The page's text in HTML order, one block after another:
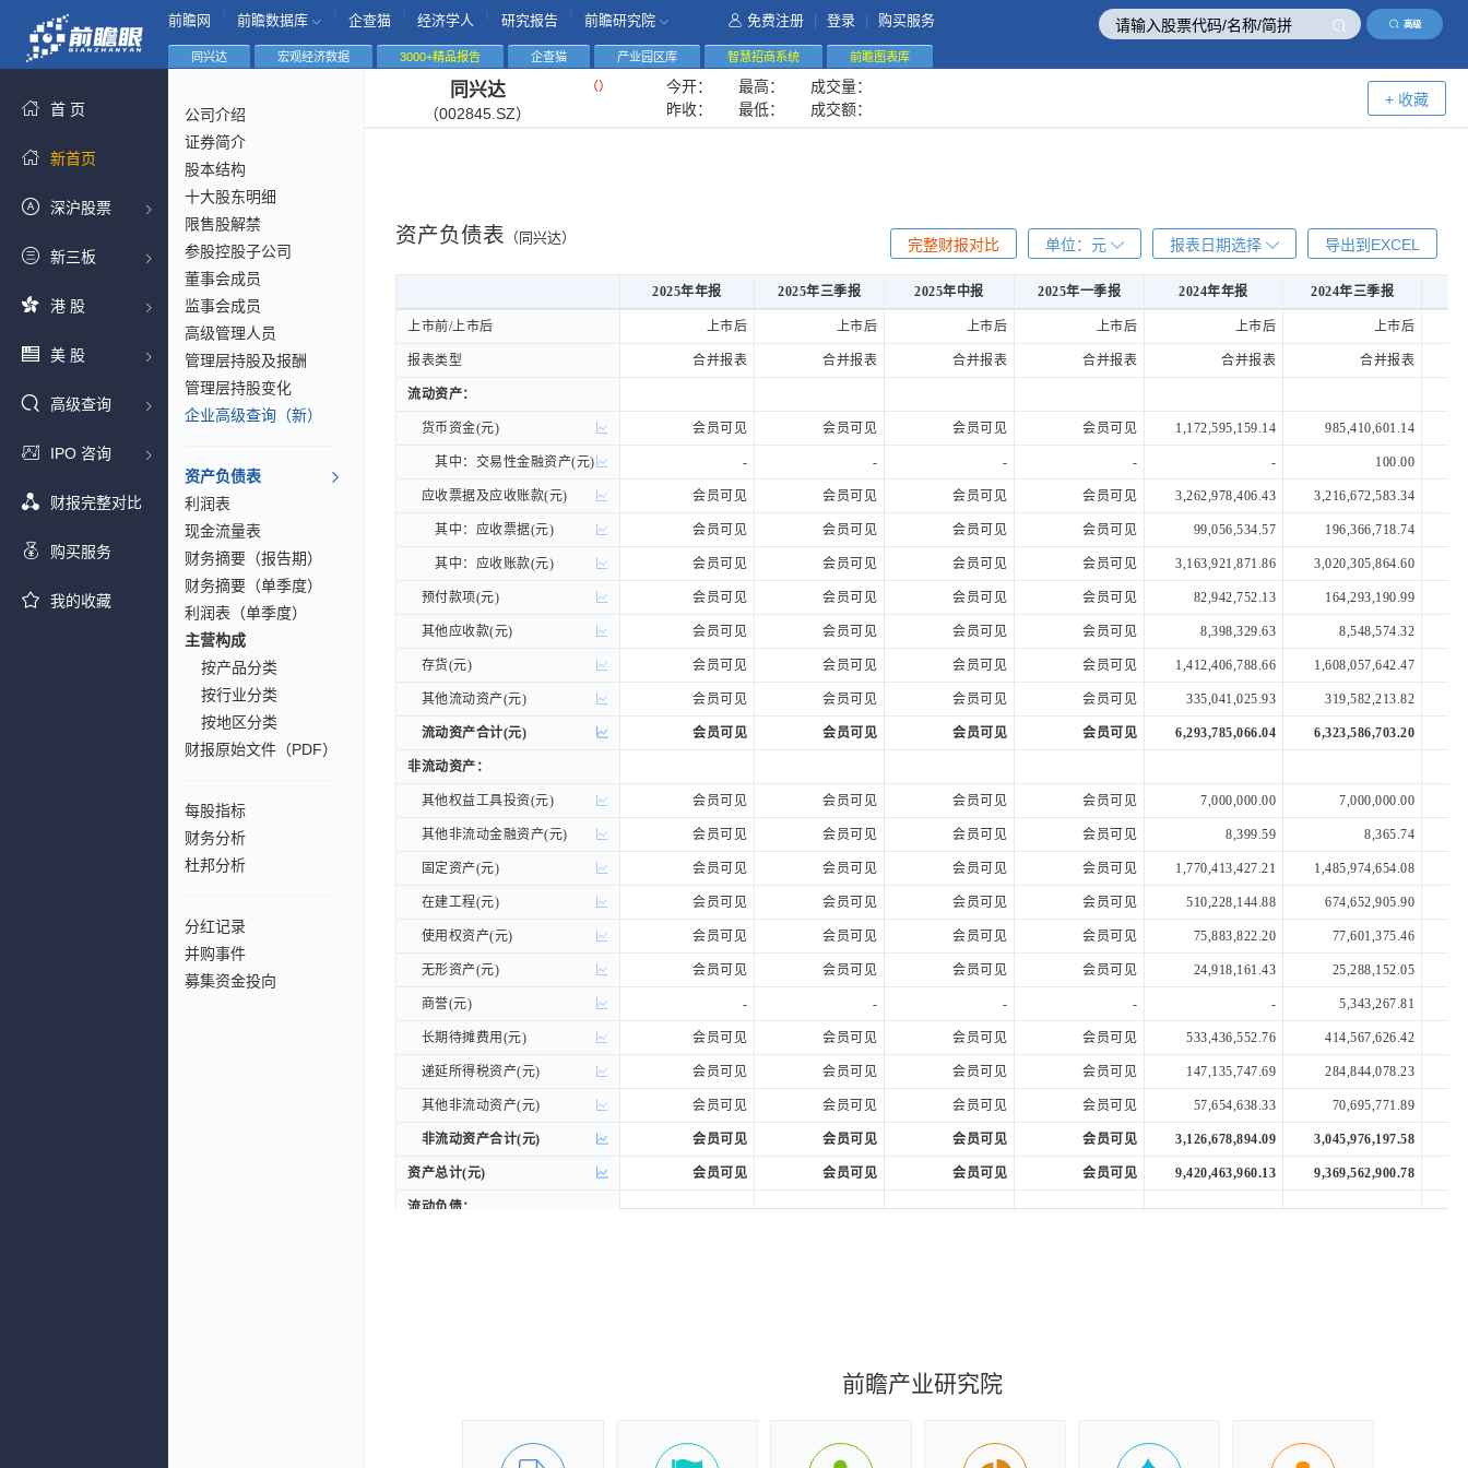
高级
前瞻网 前瞻数据库 企查猫 经济学人 研究报告 前瞻研究院 免费注册 登录 购买服务
首 页
新首页
深沪股票
新三板
港 股
美 股
高级查询
IPO 咨询
财报完整对比
购买服务
我的收藏
同兴达 宏观经济数据 3000+精品报告 企查猫 产业园区库 智慧招商系统 前瞻图表库
公司介绍
证券简介
股本结构
十大股东明细
限售股解禁
参股控股子公司
董事会成员
监事会成员
高级管理人员
管理层持股及报酬
管理层持股变化
企业高级查询（新）
资产负债表
利润表
现金流量表
财务摘要（报告期）
财务摘要（单季度）
利润表（单季度）
主营构成
按产品分类
按行业分类
按地区分类
财报原始文件（PDF）
每股指标
财务分析
杜邦分析
分红记录
并购事件
募集资金投向
同兴达
（002845.SZ）
（） 今开： 最高：
成交量：
昨收：
最低： 成交额：
+ 收藏
资产负债表 （同兴达） 导出到EXCEL
报表日期选择
单位： 元
完整财报对比
2025年年报 2025年三季报 2025年中报 2025年一季报 2024年年报 2024年三季报
2025年年报
2025年三季报 2025年中报 2025年一季报 2024年年报 2024年三季报
上市前/上市后 上市后 上市后 上市后 上市后 上市后 上市后
报表类型 合并报表 合并报表 合并报表 合并报表 合并报表 合并报表
流动资产：
货币资金(元) 会员可见 会员可见 会员可见 会员可见 1,172,595,159.14 985,410,601.14
其中：交易性金融资产(元) - - - - - 100.00
应收票据及应收账款(元) 会员可见 会员可见 会员可见 会员可见 3,262,978,406.43 3,216,672,583.34
其中：应收票据(元) 会员可见 会员可见 会员可见 会员可见 99,056,534.57 196,366,718.74
其中：应收账款(元) 会员可见 会员可见 会员可见 会员可见 3,163,921,871.86 3,020,305,864.60
预付款项(元) 会员可见 会员可见 会员可见 会员可见 82,942,752.13 164,293,190.99
其他应收款(元) 会员可见 会员可见 会员可见 会员可见 8,398,329.63 8,548,574.32
存货(元) 会员可见 会员可见 会员可见 会员可见 1,412,406,788.66 1,608,057,642.47
其他流动资产(元) 会员可见 会员可见 会员可见 会员可见 335,041,025.93 319,582,213.82
流动资产合计(元) 会员可见 会员可见 会员可见 会员可见 6,293,785,066.04 6,323,586,703.20
非流动资产：
其他权益工具投资(元) 会员可见 会员可见 会员可见 会员可见 7,000,000.00 7,000,000.00
其他非流动金融资产(元) 会员可见 会员可见 会员可见 会员可见 8,399.59 8,365.74
固定资产(元) 会员可见 会员可见 会员可见 会员可见 1,770,413,427.21 1,485,974,654.08
在建工程(元) 会员可见 会员可见 会员可见 会员可见 510,228,144.88 674,652,905.90
使用权资产(元) 会员可见 会员可见 会员可见 会员可见 75,883,822.20 77,601,375.46
无形资产(元) 会员可见 会员可见 会员可见 会员可见 24,918,161.43 25,288,152.05
商誉(元) - - - - - 5,343,267.81
长期待摊费用(元) 会员可见 会员可见 会员可见 会员可见 533,436,552.76 414,567,626.42
递延所得税资产(元) 会员可见 会员可见 会员可见 会员可见 147,135,747.69 284,844,078.23
其他非流动资产(元) 会员可见 会员可见 会员可见 会员可见 57,654,638.33 70,695,771.89
非流动资产合计(元) 会员可见 会员可见 会员可见 会员可见 3,126,678,894.09 3,045,976,197.58
资产总计(元) 会员可见 会员可见 会员可见 会员可见 9,420,463,960.13 9,369,562,900.78
流动负债：
会员可见 会员可见
应付职工薪酬(元) 会员可见 会员可见 会员可见 会员可见
上市前/上市后
报表类型
流动资产：
货币资金(元)
其中：交易性金融资产(元)
应收票据及应收账款(元)
其中：应收票据(元)
其中：应收账款(元)
预付款项(元)
其他应收款(元)
存货(元)
其他流动资产(元)
流动资产合计(元)
非流动资产：
其他权益工具投资(元)
其他非流动金融资产(元)
固定资产(元)
在建工程(元)
使用权资产(元)
无形资产(元)
商誉(元)
长期待摊费用(元)
递延所得税资产(元)
其他非流动资产(元)
非流动资产合计(元)
资产总计(元)
流动负债：
应付职工薪酬(元)
前瞻产业研究院